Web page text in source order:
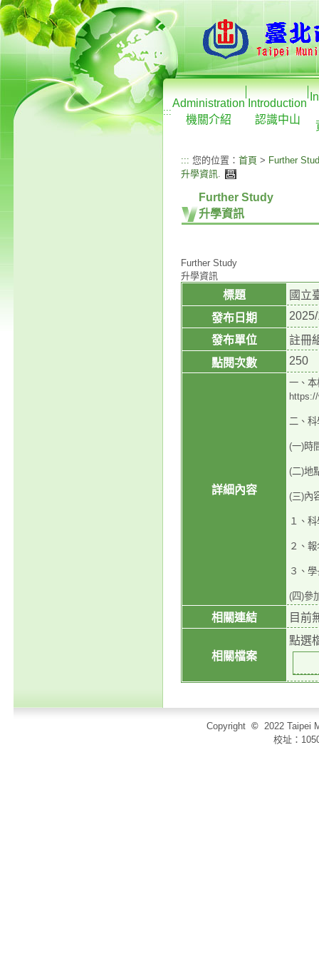
:::
Administration
機關介紹
Introduction
認識中山
::: 您的位置： 首頁 > Further
升學資訊.
Further Study
升學資訊
Further Study
升學資訊
標題
國立
發布日期
發布單位
註冊
點閱次數
250
詳細內容
一、本
二、科
(一)時
(二)地
(三)內
１、
２、
３、
(四)參
相關連結 目前
相關檔案
點選
Copyright © 2022 Taipei
校址：